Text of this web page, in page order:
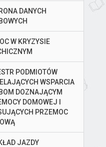
DANYCH
W KRYZYSIE
PODMIOTÓW
WSPARCIA
DOZNAJĄCYM
DOMOWEJ I
PRZEMOC
JAZDY